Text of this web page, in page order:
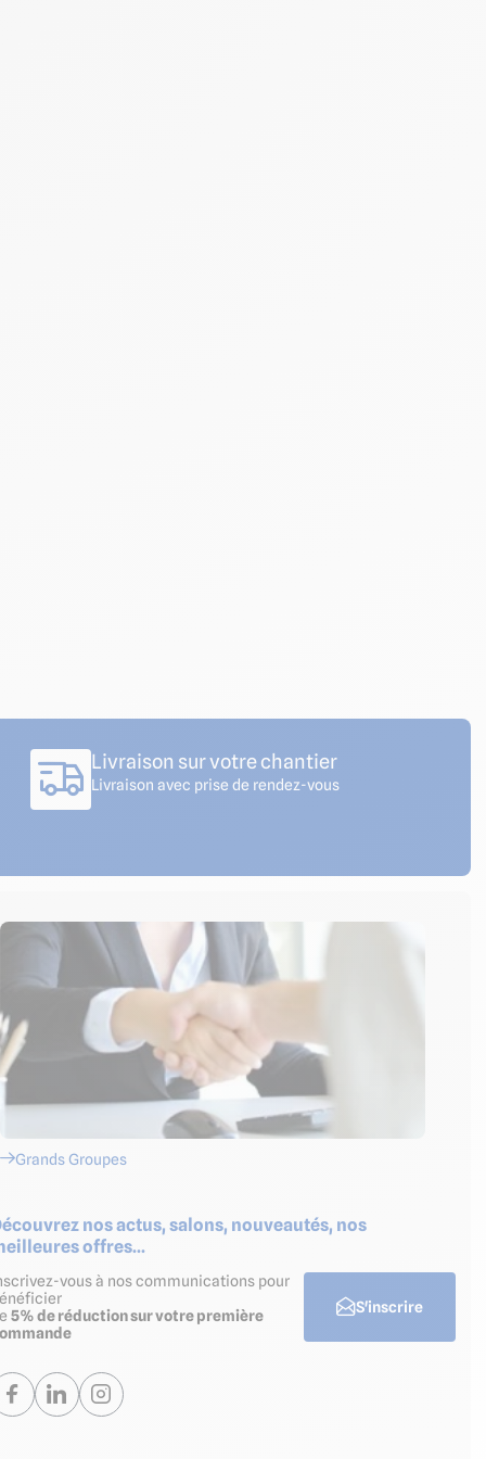
Livraison sur votre chantier
Livraison avec prise de rendez-vous
Grands Groupes
nos actus, salons, nouveautés, nos
offres...
vous à nos communications pour
5% de réduction sur votre première
S'inscrire